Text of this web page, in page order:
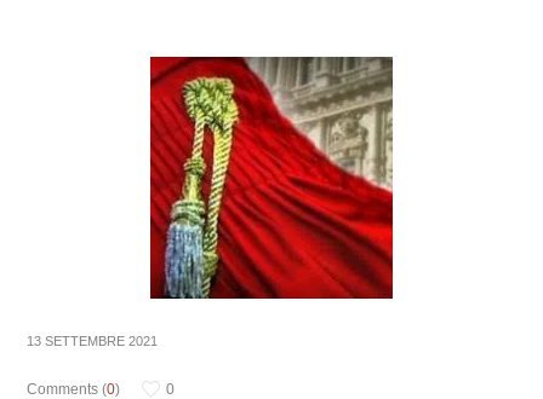
13 SETTEMBRE 2021
Comments (0)
0